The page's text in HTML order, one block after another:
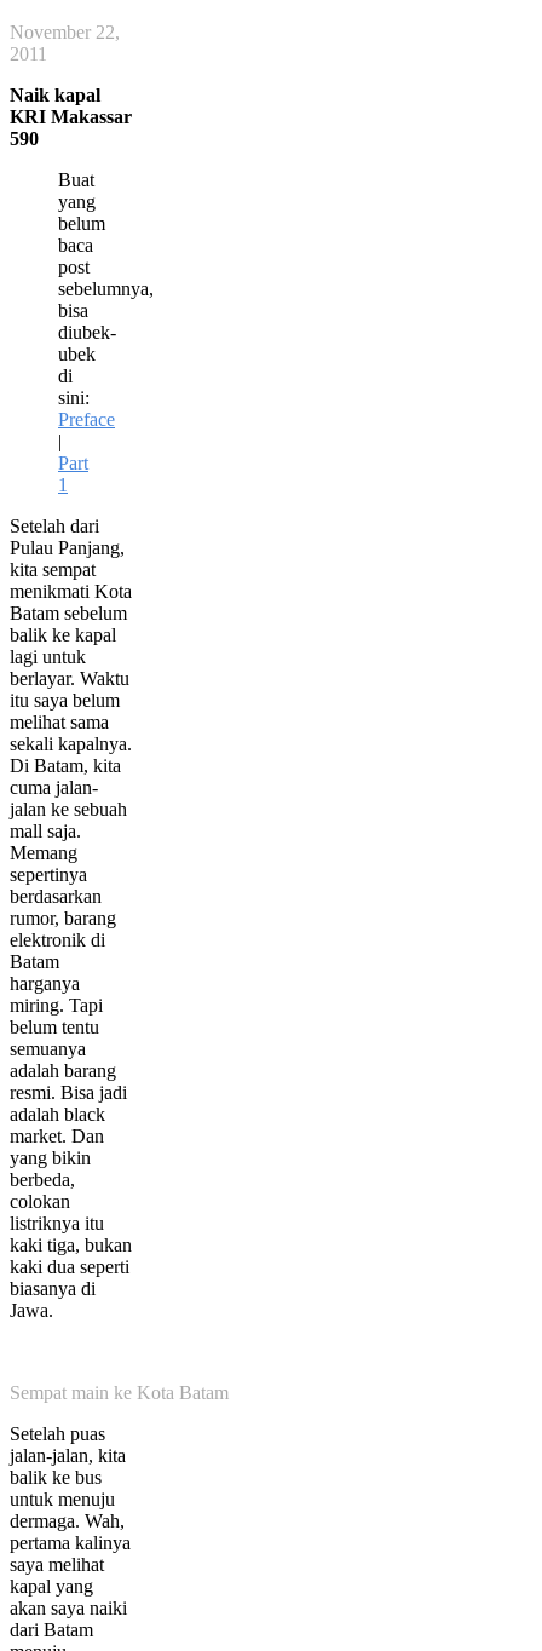
November 22,
2011
Naik kapal
KRI Makassar
590
Buat
yang
belum
baca
post
sebelumnya,
bisa
diubek-
ubek
di
sini:
Preface
|
Part
1
Setelah dari
Pulau Panjang,
kita sempat
menikmati Kota
Batam sebelum
balik ke kapal
lagi untuk
berlayar. Waktu
itu saya belum
melihat sama
sekali kapalnya.
Di Batam, kita
cuma jalan-
jalan ke sebuah
mall saja.
Memang
sepertinya
berdasarkan
rumor, barang
elektronik di
Batam
harganya
miring. Tapi
belum tentu
semuanya
adalah barang
resmi. Bisa jadi
adalah black
market. Dan
yang bikin
berbeda,
colokan
listriknya itu
kaki tiga, bukan
kaki dua seperti
biasanya di
Jawa.
Sempat main ke Kota Batam
Setelah puas
jalan-jalan, kita
balik ke bus
untuk menuju
dermaga. Wah,
pertama kalinya
saya melihat
kapal yang
akan saya naiki
dari Batam